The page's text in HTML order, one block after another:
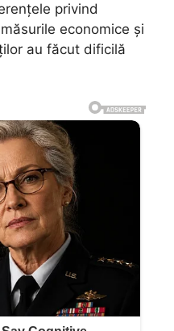
privind
economice și
au făcut dificilă